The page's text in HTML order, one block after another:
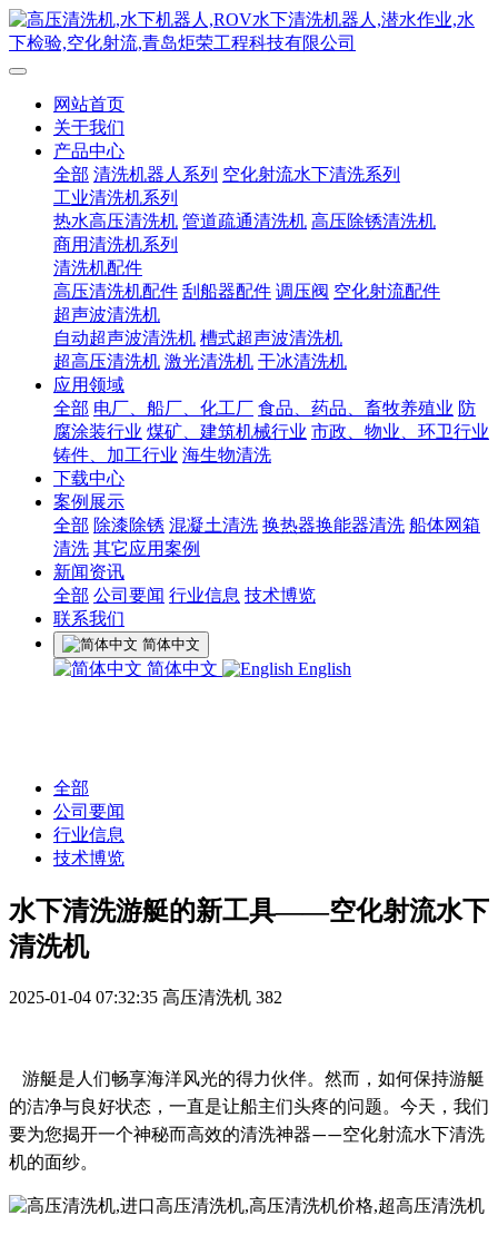
网站首页
关于我们
产品中心
全部 清洗机器人系列 空化射流水下清洗系列
工业清洗机系列
热水高压清洗机 管道疏通清洗机 高压除锈清洗机
商用清洗机系列
清洗机配件
高压清洗机配件 刮船器配件 调压阀 空化射流配件
超声波清洗机
自动超声波清洗机 槽式超声波清洗机
超高压清洗机 激光清洗机 干冰清洗机
应用领域
全部 电厂、船厂、化工厂 食品、药品、畜牧养殖业 防
腐涂装行业 煤矿、建筑机械行业 市政、物业、环卫行业
铸件、加工行业 海生物清洗
下载中心
案例展示
全部 除漆除锈 混凝土清洗 换热器换能器清洗 船体网箱
清洗 其它应用案例
新闻资讯
全部 公司要闻 行业信息 技术博览
联系我们
简体中文
简体中文 English
全部
公司要闻
行业信息
技术博览
水下清洗游艇的新工具——空化射流水下
清洗机
2025-01-04 07:32:35 高压清洗机 382
游艇是人们畅享海洋风光的得力伙伴。然而，如何保持游艇
的洁净与良好状态，一直是让船主们头疼的问题。今天，我们
要为您揭开一个神秘而高效的清洗神器——空化射流水下清洗
机的面纱。